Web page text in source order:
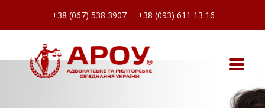
+38 (067) 538 3907 +38 (093) 611 13 16